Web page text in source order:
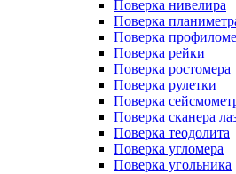
Поверка нивелира
Поверка
Поверка
Поверка рейки
Поверка ростомера
Поверка рулетки
Поверка
Поверка сканера
Поверка теодолита
Поверка угломера
Поверка угольника